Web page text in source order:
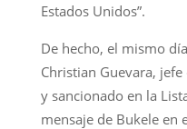
Estados Unidos”.
De hecho, el mismo
Christian Guevara,
y sancionado en la
mensaje de Bukele en